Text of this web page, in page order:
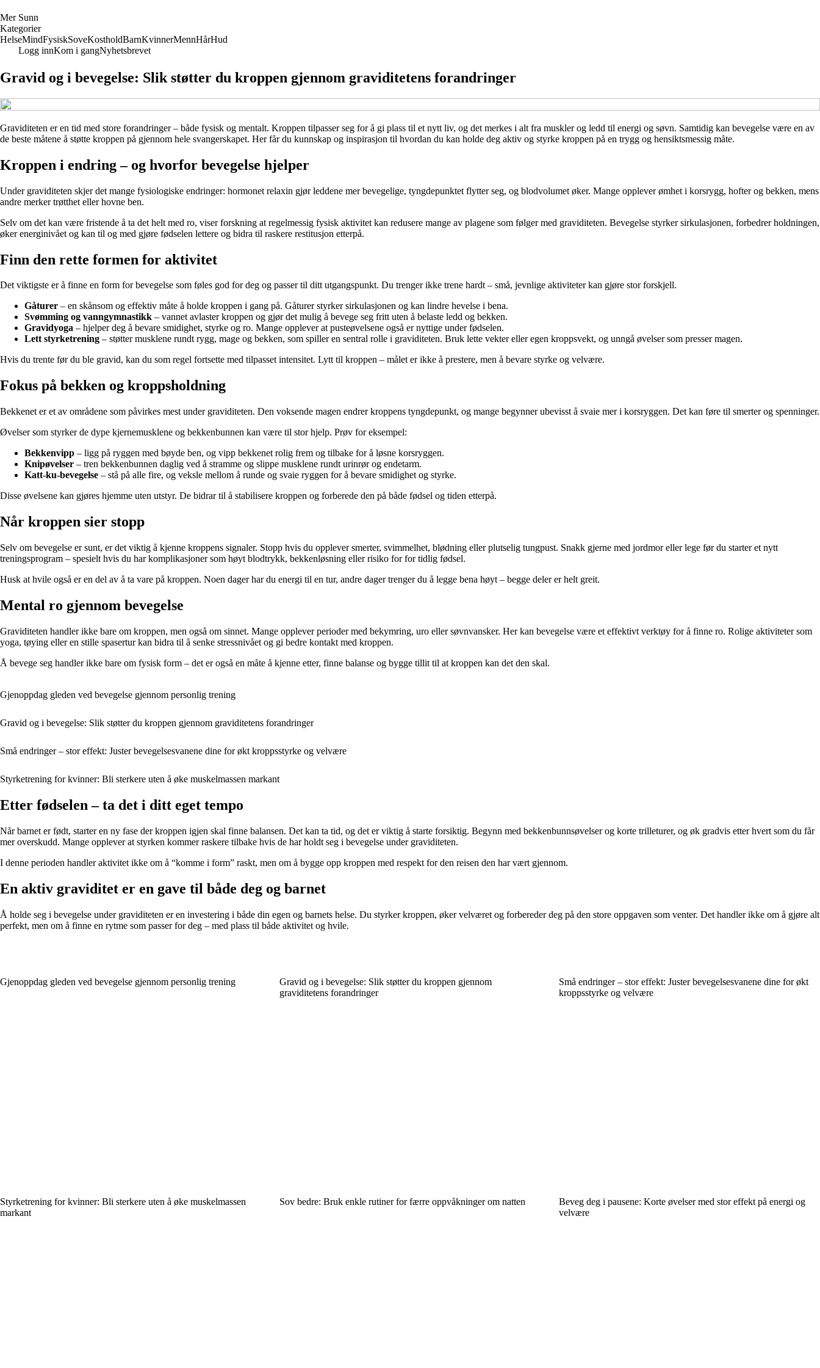
Mer Sunn
Kategorier
HelseMindFysiskSoveKostholdBarnKvinnerMennHårHud
Logg innKom i gangNyhetsbrevet
Gravid og i bevegelse: Slik støtter du kroppen gjennom graviditetens forandringer
Graviditeten er en tid med store forandringer – både fysisk og mentalt. Kroppen tilpasser seg for å gi plass til et nytt liv, og det merkes i alt fra muskler og ledd til energi og søvn. Samtidig kan bevegelse være en av
de beste måtene å støtte kroppen på gjennom hele svangerskapet. Her får du kunnskap og inspirasjon til hvordan du kan holde deg aktiv og styrke kroppen på en trygg og hensiktsmessig måte.
Kroppen i endring – og hvorfor bevegelse hjelper
Under graviditeten skjer det mange fysiologiske endringer: hormonet relaxin gjør leddene mer bevegelige, tyngdepunktet flytter seg, og blodvolumet øker. Mange opplever ømhet i korsrygg, hofter og bekken, mens
andre merker trøtthet eller hovne ben.
Selv om det kan være fristende å ta det helt med ro, viser forskning at regelmessig fysisk aktivitet kan redusere mange av plagene som følger med graviditeten. Bevegelse styrker sirkulasjonen, forbedrer holdningen,
øker energinivået og kan til og med gjøre fødselen lettere og bidra til raskere restitusjon etterpå.
Finn den rette formen for aktivitet
Det viktigste er å finne en form for bevegelse som føles god for deg og passer til ditt utgangspunkt. Du trenger ikke trene hardt – små, jevnlige aktiviteter kan gjøre stor forskjell.
Gåturer – en skånsom og effektiv måte å holde kroppen i gang på. Gåturer styrker sirkulasjonen og kan lindre hevelse i bena.
Svømming og vanngymnastikk – vannet avlaster kroppen og gjør det mulig å bevege seg fritt uten å belaste ledd og bekken.
Gravidyoga – hjelper deg å bevare smidighet, styrke og ro. Mange opplever at pusteøvelsene også er nyttige under fødselen.
Lett styrketrening – støtter musklene rundt rygg, mage og bekken, som spiller en sentral rolle i graviditeten. Bruk lette vekter eller egen kroppsvekt, og unngå øvelser som presser magen.
Hvis du trente før du ble gravid, kan du som regel fortsette med tilpasset intensitet. Lytt til kroppen – målet er ikke å prestere, men å bevare styrke og velvære.
Fokus på bekken og kroppsholdning
Bekkenet er et av områdene som påvirkes mest under graviditeten. Den voksende magen endrer kroppens tyngdepunkt, og mange begynner ubevisst å svaie mer i korsryggen. Det kan føre til smerter og spenninger.
Øvelser som styrker de dype kjernemusklene og bekkenbunnen kan være til stor hjelp. Prøv for eksempel:
Bekkenvipp – ligg på ryggen med bøyde ben, og vipp bekkenet rolig frem og tilbake for å løsne korsryggen.
Knipøvelser – tren bekkenbunnen daglig ved å stramme og slippe musklene rundt urinrør og endetarm.
Katt-ku-bevegelse – stå på alle fire, og veksle mellom å runde og svaie ryggen for å bevare smidighet og styrke.
Disse øvelsene kan gjøres hjemme uten utstyr. De bidrar til å stabilisere kroppen og forberede den på både fødsel og tiden etterpå.
Når kroppen sier stopp
Selv om bevegelse er sunt, er det viktig å kjenne kroppens signaler. Stopp hvis du opplever smerter, svimmelhet, blødning eller plutselig tungpust. Snakk gjerne med jordmor eller lege før du starter et nytt
treningsprogram – spesielt hvis du har komplikasjoner som høyt blodtrykk, bekkenløsning eller risiko for for tidlig fødsel.
Husk at hvile også er en del av å ta vare på kroppen. Noen dager har du energi til en tur, andre dager trenger du å legge bena høyt – begge deler er helt greit.
Mental ro gjennom bevegelse
Graviditeten handler ikke bare om kroppen, men også om sinnet. Mange opplever perioder med bekymring, uro eller søvnvansker. Her kan bevegelse være et effektivt verktøy for å finne ro. Rolige aktiviteter som
yoga, tøying eller en stille spasertur kan bidra til å senke stressnivået og gi bedre kontakt med kroppen.
Å bevege seg handler ikke bare om fysisk form – det er også en måte å kjenne etter, finne balanse og bygge tillit til at kroppen kan det den skal.
Gjenoppdag gleden ved bevegelse gjennom personlig trening
Gravid og i bevegelse: Slik støtter du kroppen gjennom graviditetens forandringer
Små endringer – stor effekt: Juster bevegelsesvanene dine for økt kropps­styrke og velvære
Styrketrening for kvinner: Bli sterkere uten å øke muskelmassen markant
Etter fødselen – ta det i ditt eget tempo
Når barnet er født, starter en ny fase der kroppen igjen skal finne balansen. Det kan ta tid, og det er viktig å starte forsiktig. Begynn med bekkenbunnsøvelser og korte trilleturer, og øk gradvis etter hvert som du får
mer overskudd. Mange opplever at styrken kommer raskere tilbake hvis de har holdt seg i bevegelse under graviditeten.
I denne perioden handler aktivitet ikke om å “komme i form” raskt, men om å bygge opp kroppen med respekt for den reisen den har vært gjennom.
En aktiv graviditet er en gave til både deg og barnet
Å holde seg i bevegelse under graviditeten er en investering i både din egen og barnets helse. Du styrker kroppen, øker velværet og forbereder deg på den store oppgaven som venter. Det handler ikke om å gjøre alt
perfekt, men om å finne en rytme som passer for deg – med plass til både aktivitet og hvile.
Gjenoppdag gleden ved bevegelse gjennom personlig trening
Gravid og i bevegelse: Slik støtter du kroppen gjennom
graviditetens forandringer
Små endringer – stor effekt: Juster bevegelsesvanene dine for økt
kropps­styrke og velvære
Styrketrening for kvinner: Bli sterkere uten å øke muskelmassen
markant
Sov bedre: Bruk enkle rutiner for færre oppvåkninger om natten
Beveg deg i pausene: Korte øvelser med stor effekt på energi og
velvære